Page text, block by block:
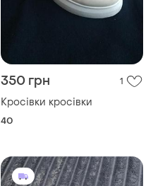
350 грн 1
Кросівки кросівки
40